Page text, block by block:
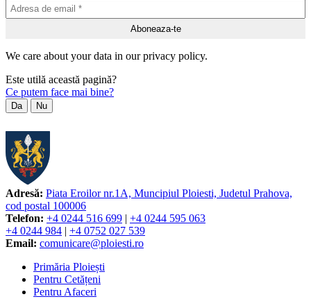
We care about your data in our privacy policy.
Este utilă această pagină?
Ce putem face mai bine?
Da Nu
Adresă: Piata Eroilor nr.1A, Muncipiul Ploiesti, Judetul Prahova,
cod postal 100006
Telefon: +4 0244 516 699 | +4 0244 595 063
+4 0244 984 | +4 0752 027 539
Email: comunicare@ploiesti.ro
Primăria Ploiești
Pentru Cetățeni
Pentru Afaceri